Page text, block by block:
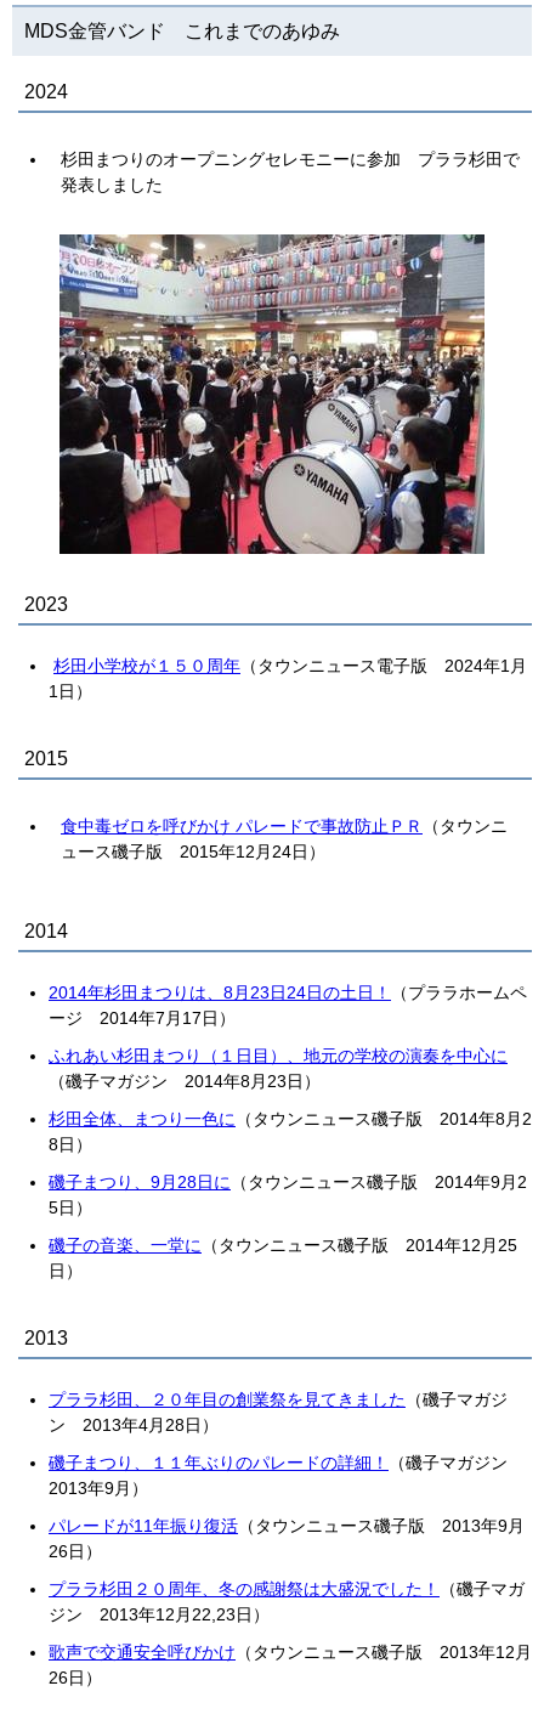
MDS金管バンド これまでのあゆみ
2024
杉田まつりのオープニングセレモニーに参加 プララ杉田で
発表しました
2023
杉田小学校が１５０周年 （タウンニュース電子版 2024年1月
1日）
2015
食中毒ゼロを呼びかけ パレードで事故防止ＰＲ
（タウンニ
ュース磯子版 2015年12月24日）
2014
2014年杉田まつりは、8月23日24日の土日！
（プララホームペ
ージ 2014年7月17日）
ふれあい杉田まつり（１日目）、地元の学校の演奏を中心に
（磯子マガジン 2014年8月23日）
杉田全体、まつり一色に
（タウンニュース磯子版 2014年8月2
8日）
磯子まつり、9月28日に
（タウンニュース磯子版 2014年9月2
5日）
磯子の音楽、一堂に
（タウンニュース磯子版 2014年12月25
日）
2013
プララ杉田、２０年目の創業祭を見てきました （磯子マガジ
ン 2013年4月28日）
磯子まつり、１１年ぶりのパレードの詳細！
（磯子マガジン
2013年9月）
パレードが11年振り復活 （タウンニュース磯子版 2013年9月
26日）
プララ杉田２０周年、冬の感謝祭は大盛況でした！
（磯子マガ
ジン 2013年12月22,23日）
歌声で交通安全呼びかけ （タウンニュース磯子版 2013年12月
26日）